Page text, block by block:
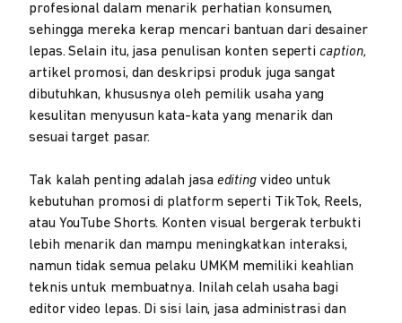
profesional dalam menarik perhatian konsumen,
sehingga mereka kerap mencari bantuan dari desainer
lepas. Selain itu, jasa penulisan konten seperticaption,
artikel promosi, dan deskripsi produk juga sangat
dibutuhkan, khususnya oleh pemilik usaha yang
kesulitan menyusun kata-kata yang menarik dan
sesuai target pasar.
Tak kalah penting adalah jasa editing video untuk
kebutuhan promosi di platform seperti TikTok, Reels,
atau YouTube Shorts. Konten visual bergerak terbukti
lebih menarik dan mampu meningkatkan interaksi,
namun tidak semua pelaku UMKM memiliki keahlian
teknis untuk membuatnya. Inilah celah usaha bagi
editor video lepas. Di sisi lain, jasa administrasi dan